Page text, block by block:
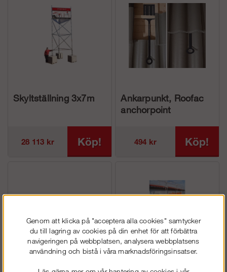
Skyltställning 3x7m
28 113 kr Köp!
Ankarpunkt, Roofac
anchorpoint
494 kr Köp!
Genom att klicka på "acceptera alla cookies" samtycker
du till lagring av cookies på din enhet för att förbättra
navigeringen på webbplatsen, analysera webbplatsens
användning och bistå i våra marknadsföringsinsatser.